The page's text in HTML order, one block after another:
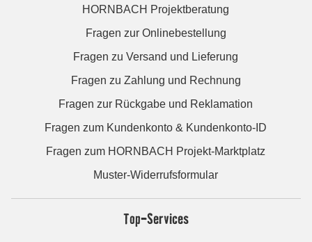
HORNBACH Projektberatung
Fragen zur Onlinebestellung
Fragen zu Versand und Lieferung
Fragen zu Zahlung und Rechnung
Fragen zur Rückgabe und Reklamation
Fragen zum Kundenkonto & Kundenkonto-ID
Fragen zum HORNBACH Projekt-Marktplatz
Muster-Widerrufsformular
Top-Services